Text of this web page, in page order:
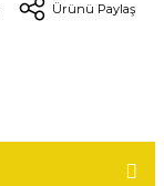
Ürünü Paylaş